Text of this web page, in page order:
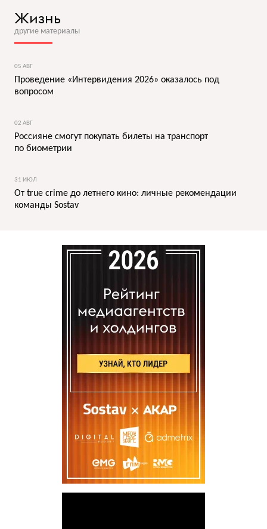
Жизнь
другие материалы
05 АВГ
Проведение «Интервидения 2026» оказалось под
вопросом
02 АВГ
Россияне смогут покупать билеты на транспорт
по биометрии
31 ИЮЛ
От true crime до летнего кино: личные рекомендации
команды Sostav